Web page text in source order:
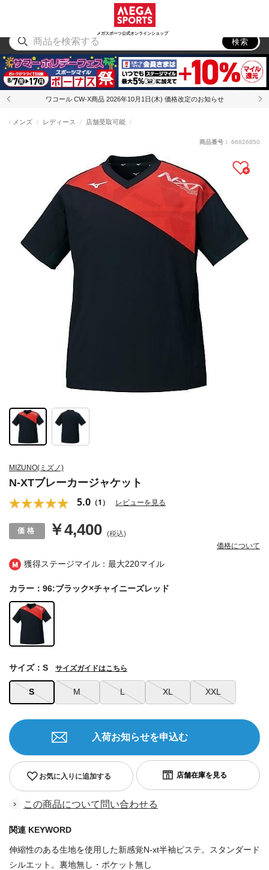
メガスポーツ公式オンラインショップ
アウトドア
検索
ワコール CW-X商品 2026年10月1日(木) 価格改定のお知らせ
獲得ステージマイル：最大220マイル
MIZUNO(ミズノ)
N-XTブレーカージャケット
5.0 （1） レビューを見る
メンズ レディース 店舗受取可能
￥4,400 (税込)
価格について
商品番号： 66826850
カラー：96:ブラック×チャイニーズレッド
S M L XL XXL
サイズ：S サイズガイドはこちら
お気に入りに追加する
入荷お知らせを申込む
この商品について問い合わせる
関連 KEYWORD
伸縮性のある生地を使用した新感覚N-xt半袖ピステ。スタンダード
シルエット。裏地無し・ポケット無し